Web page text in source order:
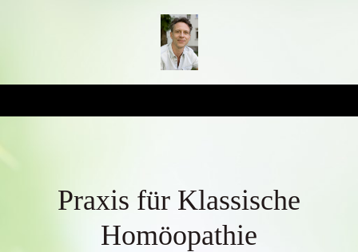
Praxis für Klassische
Homöopathie